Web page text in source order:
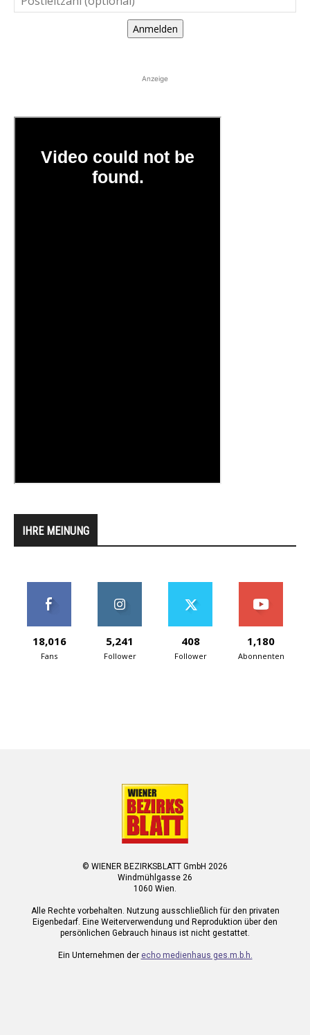
Anmelden
Anzeige
IHRE MEINUNG
18,016
Fans
5,241
Follower
408
Follower
1,180
Abonnenten
© WIENER BEZIRKSBLATT GmbH 2026
Windmühlgasse 26
1060 Wien.
Alle Rechte vorbehalten. Nutzung ausschließlich für den privaten
Eigenbedarf. Eine Weiterverwendung und Reproduktion über den
persönlichen Gebrauch hinaus ist nicht gestattet.
Ein Unternehmen der echo medienhaus ges.m.b.h.